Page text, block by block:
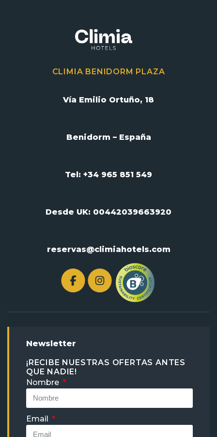
CLIMIA BENIDORM PLAZA
Vía Emilio Ortuño, 18
Benidorm – España
Tel: +34 965 851 549
Desde UK: 00442039663920
reservas@climiahotels.com
Newsletter
¡RECIBE NUESTRAS OFERTAS ANTES
QUE NADIE!
Nombre
Email